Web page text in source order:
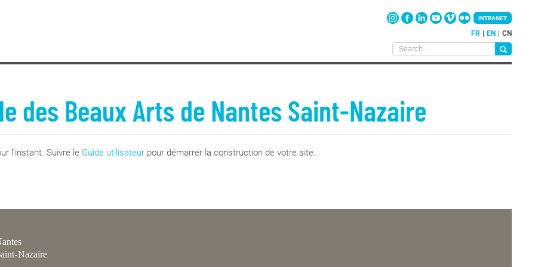
FR EN CN
INTRANET
des Beaux Arts de Nantes Saint-Nazaire
l'instant. Suivre le Guide utilisateur pour démarrer la construction de votre site.
Nazaire